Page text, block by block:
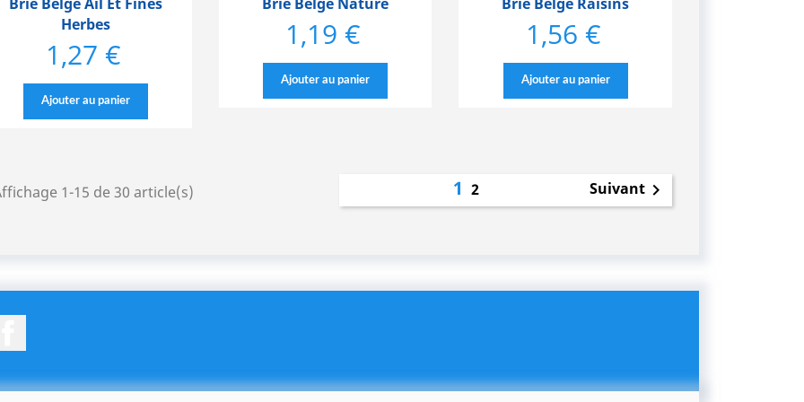
Herbes
Prix
1,27 €
Ajouter au panier
Prix
1,19 €
Ajouter au panier
Prix
1,56 €
Ajouter au panier
1-15 de 30 article(s) 1 2 Suivant